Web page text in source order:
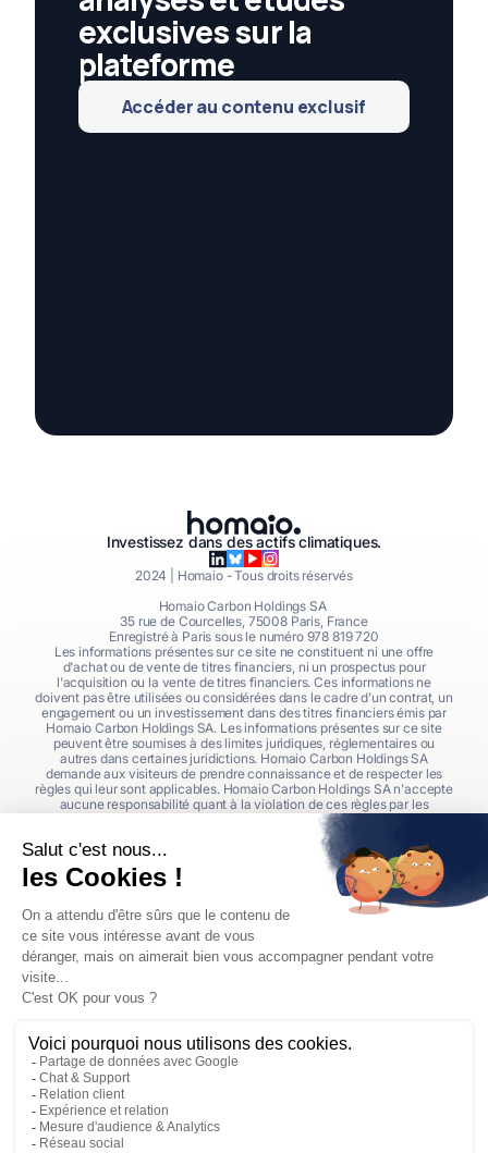
exclusives sur la
plateforme
Accéder au contenu exclusif
Investissez dans des actifs climatiques.
2024 | Homaio - Tous droits réservés
Homaio Carbon Holdings SA
35 rue de Courcelles, 75008 Paris, France
Enregistré à Paris sous le numéro 978 819 720
Les informations présentes sur ce site ne constituent ni une offre
d'achat ou de vente de titres financiers, ni un prospectus pour
l'acquisition ou la vente de titres financiers. Ces informations ne
doivent pas être utilisées ou considérées dans le cadre d'un contrat, un
engagement ou un investissement dans des titres financiers émis par
Homaio Carbon Holdings SA. Les informations présentes sur ce site
peuvent être soumises à des limites juridiques, réglementaires ou
autres dans certaines juridictions. Homaio Carbon Holdings SA
demande aux visiteurs de prendre connaissance et de respecter les
règles qui leur sont applicables. Homaio Carbon Holdings SA n'accepte
aucune responsabilité quant à la violation de ces règles par les
L'offre ou les offres de titres financiers émis par Homaio Carbon
Holdings SA seront disponibles pour les investisseurs potentiels sur un
environnement distinct et dédié, clairement indiqué comme tel.
Aucune information sur ce site ou ailleurs ne doit être considérée
comme une recommandation d'investissement dans un titre
quelconque. Homaio Carbon Holdings SA n'offre aucun conseil en
investissement ni conseil financier.
Les performances financières passées des quotas d'émission de l'UE
(EUA) ne préjugent pas des rendements futurs. Il est conseillé aux
incertitudes associés avant de s'engager dans tout investissement.
Les documents mis à disposition par Homaio Carbon Holdings SA via
un environnement distinct et dédié détaillent les risques potentiels, les
frais, les charges et les incertitudes.
carbone expose à une perte partielle ou totale du capital engagé. La
valeur d'un investissement peut fluctuer à la hausse comme à la
baisse. Les investisseurs qui ne sont pas prêts à une perte totale de
leur investissement ne devraient pas investir.